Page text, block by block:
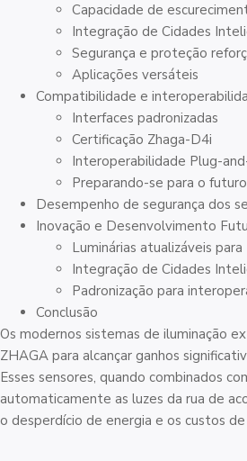
Capacidade de
Integração de Cidades
Segurança e proteção
Aplicações versáteis
Compatibilidade e
Interfaces padronizadas
Certificação Zhaga-D4i
Interoperabilidade Plug-
Preparando-se para o futuro
Desempenho de segurança dos
Inovação e Desenvolvimento
Luminárias atualizáveis para
Integração de Cidades
Padronização para
Conclusão
Os modernos sistemas de iluminação
ZHAGA para alcançar ganhos
Esses sensores, quando combinados
automaticamente as luzes da rua de
o desperdício de energia e os custos